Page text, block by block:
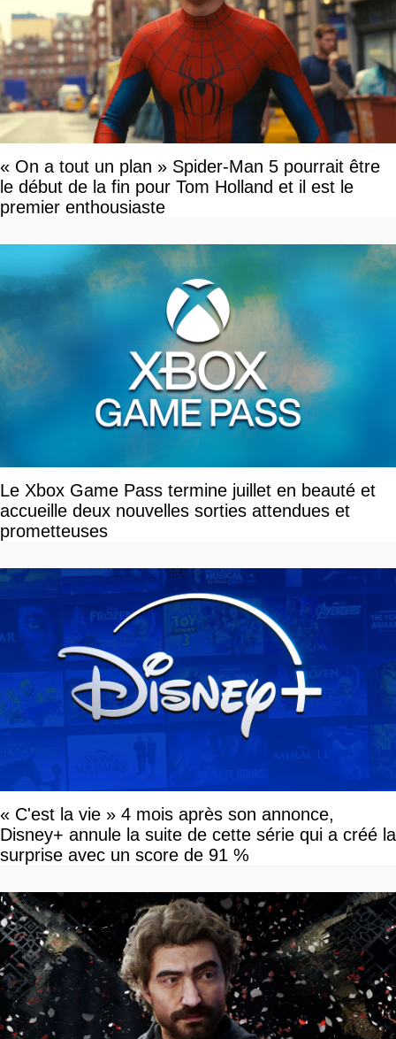
« On a tout un plan » Spider-Man 5 pourrait être
le début de la fin pour Tom Holland et il est le
premier enthousiaste
Le Xbox Game Pass termine juillet en beauté et
accueille deux nouvelles sorties attendues et
prometteuses
« C'est la vie » 4 mois après son annonce,
Disney+ annule la suite de cette série qui a créé la
surprise avec un score de 91 %